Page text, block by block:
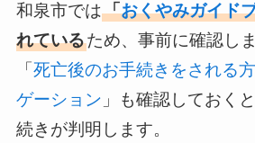
和泉市では「おくやみガイド
れているため、事前に確認し
「 死亡後のお手続きをされる
ゲーション 」も確認しておく
続きが判明します。